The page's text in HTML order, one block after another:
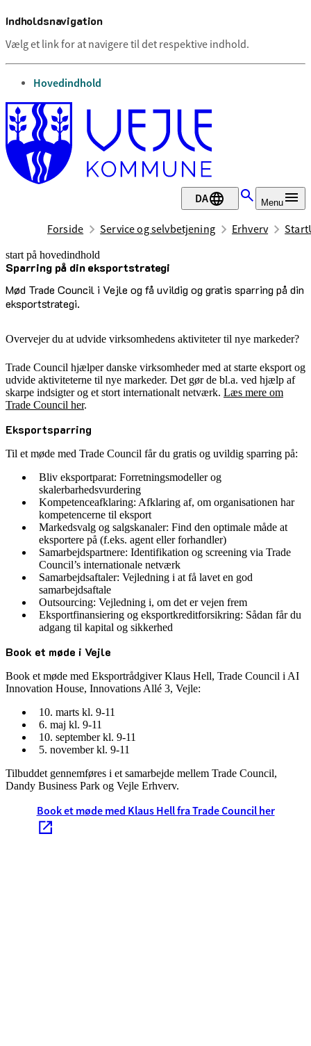
Indholdsnavigation
Vælg et link for at navigere til det respektive indhold.
gå til
Hovedindhold
DA Menu
Forside Service og selvbetjening Erhverv
start på hovedindhold
Sparring på din eksportstrategi
Mød Trade Council i Vejle og få uvildig og gratis sparring på din
eksportstrategi.
senest opdateret 23. juni 2026
Overvejer du at udvide virksomhedens aktiviteter til nye markeder?
Trade Council hjælper danske virksomheder med at starte eksport og
udvide aktiviteterne til nye markeder. Det gør de bl.a. ved hjælp af
skarpe indsigter og et stort internationalt netværk. Læs mere om
Trade Council her.
Eksportsparring
Til et møde med Trade Council får du gratis og uvildig sparring på:
Bliv eksportparat: Forretningsmodeller og
skalerbarhedsvurdering
Kompetenceafklaring: Afklaring af, om organisationen har
kompetencerne til eksport
Markedsvalg og salgskanaler: Find den optimale måde at
eksportere på (f.eks. agent eller forhandler)
Samarbejdspartnere: Identifikation og screening via Trade
Council’s internationale netværk
Samarbejdsaftaler: Vejledning i at få lavet en god
samarbejdsaftale
Outsourcing: Vejledning i, om det er vejen frem
Eksportfinansiering og eksportkreditforsikring: Sådan får du
adgang til kapital og sikkerhed
Book et møde i Vejle
Book et møde med Eksportrådgiver Klaus Hell, Trade Council i AI
Innovation House, Innovations Allé 3, Vejle:
10. marts kl. 9-11
6. maj kl. 9-11
10. september kl. 9-11
5. november kl. 9-11
Tilbuddet gennemføres i et samarbejde mellem Trade Council,
Dandy Business Park og Vejle Erhverv.
Book et møde med Klaus Hell fra Trade Council her